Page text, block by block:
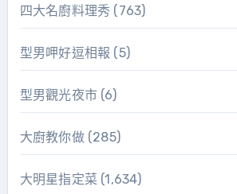
四大名廚料理秀 (763)
型男呷好逗相報 (5)
型男觀光夜市(6)
大廚教你做(285)
大明星指定菜 (1,634)